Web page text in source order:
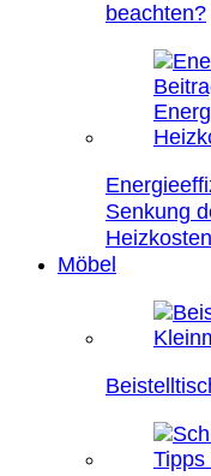
beachten?
Senkung
Heizkosten
Möbel